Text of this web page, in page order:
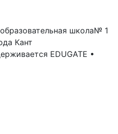
школа№ 1
Кант
EDUGATE •